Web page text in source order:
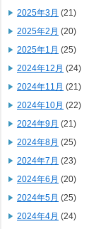
2025年3月 (21)
2025年2月 (20)
2025年1月 (25)
2024年12月 (24)
2024年11月 (21)
2024年10月 (22)
2024年9月 (21)
2024年8月 (25)
2024年7月 (23)
2024年6月 (20)
2024年5月 (25)
2024年4月 (24)